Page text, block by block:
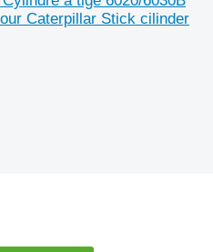
Caterpillar Stick cilinder